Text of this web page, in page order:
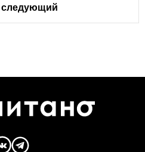
следующий